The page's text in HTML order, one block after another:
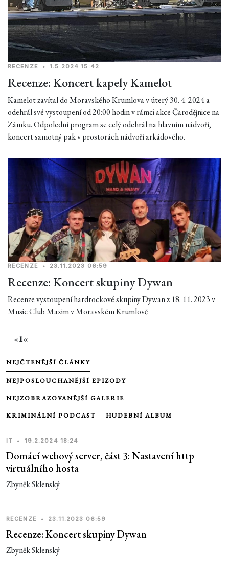
RECENZE • 1.5.2024 15:42
Recenze: Koncert kapely Kamelot
Kamelot zavítal do Moravského Krumlova v úterý 30. 4. 2024 a
odehrál své vystoupení od 20:00 hodin v rámci akce Čarodějnice na
Zámku. Odpolední program se celý odehrál na hlavním nádvoří,
koncert samotný pak v prostorách nádvoří arkádového.
RECENZE • 23.11.2023 06:59
Recenze: Koncert skupiny Dywan
Recenze vystoupení hardrockové skupiny Dywan z 18. 11. 2023 v
Music Club Maxim v Moravském Krumlově
«1«
NEJČTENĚJŠÍ ČLÁNKY
NEJPOSLOUCHANĚJŠÍ EPIZODY
NEJZOBRAZOVANĚJŠÍ GALERIE
KRIMINÁLNÍ PODCAST HUDEBNÍ ALBUM
IT • 19.2.2024 18:24
Domácí webový server, část 3: Nastavení http
virtuálního hosta
Zbyněk Sklenský
RECENZE • 23.11.2023 06:59
Recenze: Koncert skupiny Dywan
Zbyněk Sklenský